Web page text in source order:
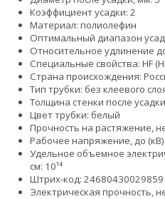
Коэффициент усадки: 2
Материал: полиолефин
Оптимальный диапазон
Относительное удлинение
Специальные свойства: HF
Страна происхождения:
Тип трубки: без клеевого
Толщина стенки после
Цвет трубки: белый
Прочность на растяжение,
Рабочее напряжение, до
Удельное объемное
см: 10¹⁴
Штрих-код: 24680430029859
Электрическая прочность,